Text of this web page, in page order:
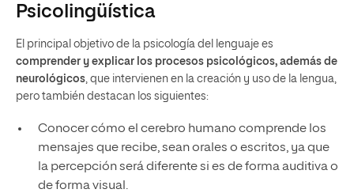
Psicolingüística
El principal objetivo de la psicología del lenguaje es
comprender y explicar los procesos psicológicos, además de
neurológicos , que intervienen en la creación y uso de la lengua,
pero también destacan los siguientes:
Conocer cómo el cerebro humano comprende los
mensajes que recibe, sean orales o escritos, ya que
la percepción será diferente si es de forma auditiva o
de forma visual.